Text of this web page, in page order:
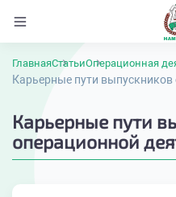
ГлавнаяСтатьиОперационная
Карьерные пути
Карьерные пути
операционной